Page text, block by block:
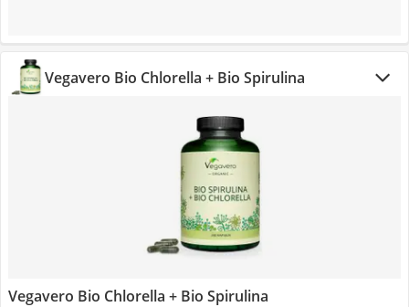
Vegavero Bio Chlorella + Bio Spirulina
Vegavero Bio Chlorella + Bio Spirulina